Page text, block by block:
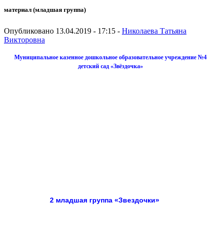
материал (младшая группа)
Опубликовано 13.04.2019 - 17:15 - Николаева Татьяна
Викторовна
Муниципальное казенное дошкольное образовательное учреждение №4
детский сад «Звёздочка»
2 младшая группа «Звездочки»